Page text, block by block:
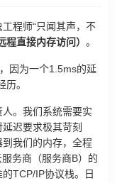
程师“只闻其声，不
程直接内存访问） 。
因为一个1.5ms的延
。
。我们系统需要实
迟要求极其苛刻
我们的内存，全程
务商（服务商B）的
TCP/IP协议栈。日